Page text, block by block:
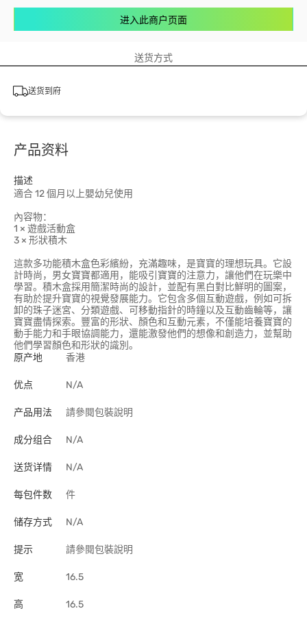
进入此商户页面
送货方式
送货到府
产品资料
描述
適合 12 個月以上嬰幼兒使用
內容物：
1 × 遊戲活動盒
3 × 形狀積木
這款多功能積木盒色彩繽紛，充滿趣味，是寶寶的理想玩具。它設
計時尚，男女寶寶都適用，能吸引寶寶的注意力，讓他們在玩樂中
學習。積木盒採用簡潔時尚的設計，並配有黑白對比鮮明的圖案，
有助於提升寶寶的視覺發展能力。它包含多個互動遊戲，例如可拆
卸的珠子迷宮、分類遊戲、可移動指針的時鐘以及互動齒輪等，讓
寶寶盡情探索。豐富的形狀、顏色和互動元素，不僅能培養寶寶的
動手能力和手眼協調能力，還能激發他們的想像和創造力，並幫助
他們學習顏色和形狀的識別。
原产地
香港
优点 N/A
产品用法 請參閱包裝說明
成分组合 N/A
送货详情 N/A
每包件数 件
储存方式 N/A
提示 請參閱包裝說明
宽 16.5
高 16.5